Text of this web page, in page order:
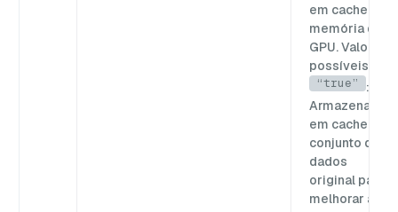
em cache na
memória da
GPU. Valores
possíveis:
“true”
:
Armazena
em cache o
conjunto de
dados
original para
melhorar a